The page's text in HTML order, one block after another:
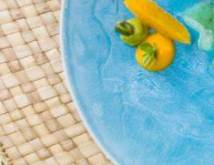
2/3 SCHLAFZIMMER
4 SCHLAFZIMMER
5 SCHLAFZIMMER